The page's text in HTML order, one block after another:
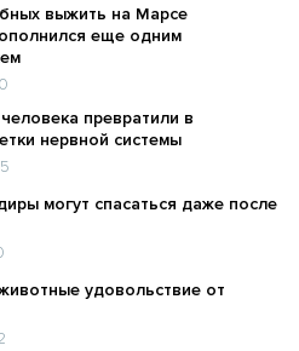
выжить на Марсе
еще одним
превратили в
нервной системы
могут спасаться даже после
удовольствие от